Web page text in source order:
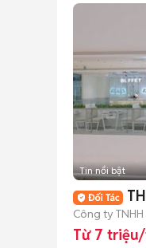
Tin nổi bật
Công ty
Từ 7